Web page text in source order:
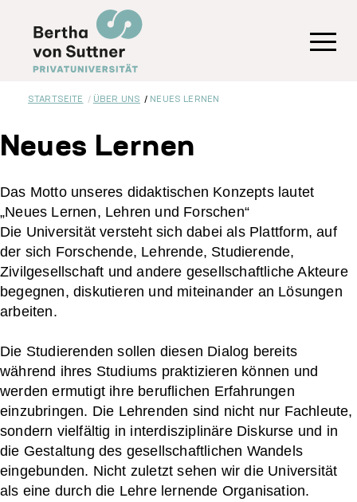
Inhalt
STARTSEITE ÜBER UNS NEUES LERNEN
Neues Lernen
Das Motto unseres didaktischen Konzepts lautet
„Neues Lernen, Lehren und Forschen“
Die Universität versteht sich dabei als Plattform, auf
der sich Forschende, Lehrende, Studierende,
Zivilgesellschaft und andere gesellschaftliche Akteure
begegnen, diskutieren und miteinander an Lösungen
arbeiten.
Die Studierenden sollen diesen Dialog bereits
während ihres Studiums praktizieren können und
werden ermutigt ihre beruflichen Erfahrungen
einzubringen. Die Lehrenden sind nicht nur Fachleute,
sondern vielfältig in interdisziplinäre Diskurse und in
die Gestaltung des gesellschaftlichen Wandels
eingebunden. Nicht zuletzt sehen wir die Universität
als eine durch die Lehre lernende Organisation.